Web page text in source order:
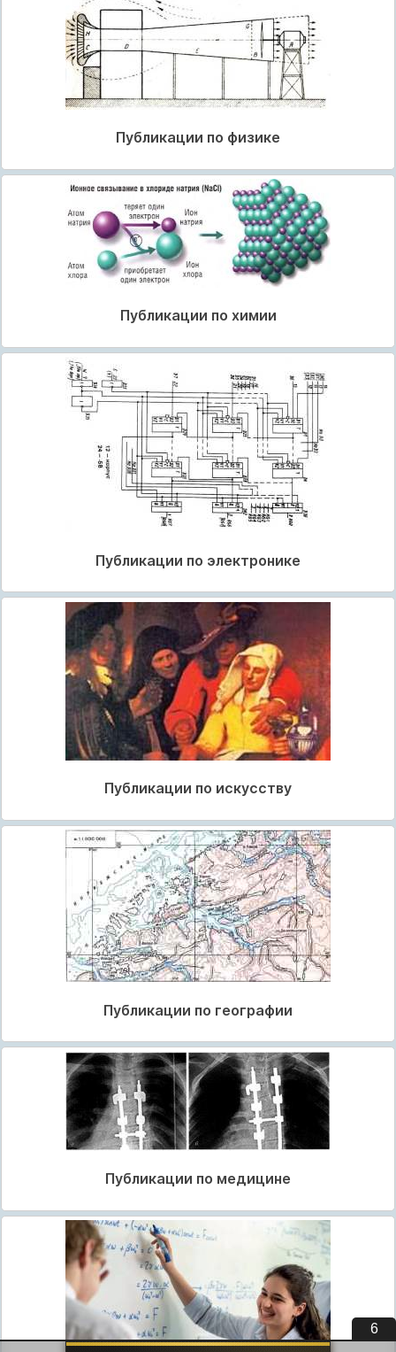
Публикации по физике
Публикации по химии
Публикации по электронике
Публикации по искусству
Публикации по географии
Публикации по медицине
5